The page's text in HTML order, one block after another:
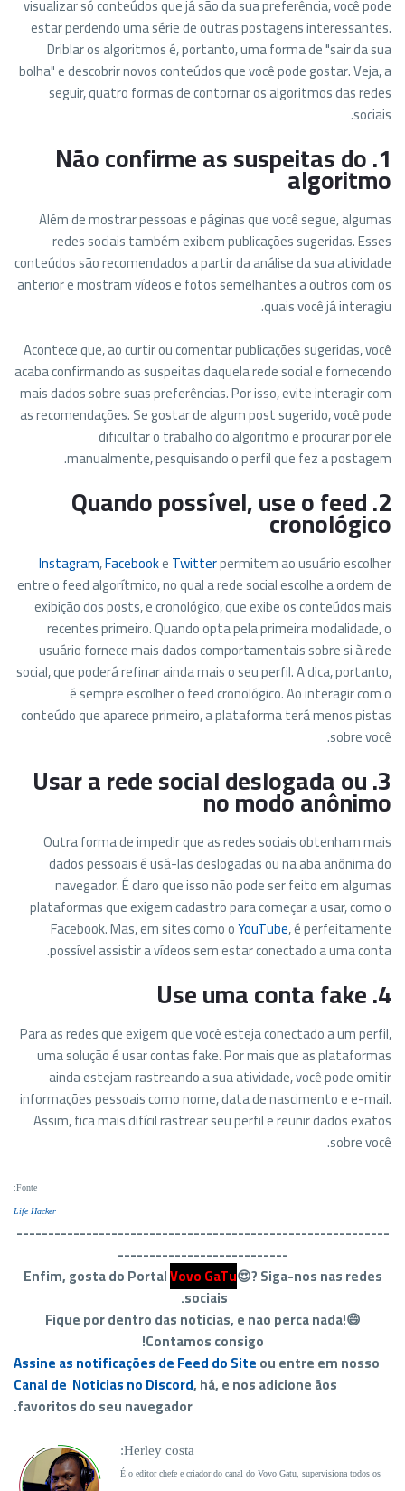
visualizar só conteúdos que já são da sua preferência, você pode
estar perdendo uma série de outras postagens interessantes.
Driblar os algoritmos é, portanto, uma forma de "sair da sua
bolha" e descobrir novos conteúdos que você pode gostar. Veja, a
seguir, quatro formas de contornar os algoritmos das redes
sociais.
1. Não confirme as suspeitas do
algoritmo
Além de mostrar pessoas e páginas que você segue, algumas
redes sociais também exibem publicações sugeridas. Esses
conteúdos são recomendados a partir da análise da sua atividade
anterior e mostram vídeos e fotos semelhantes a outros com os
quais você já interagiu.
Acontece que, ao curtir ou comentar publicações sugeridas, você
acaba confirmando as suspeitas daquela rede social e fornecendo
mais dados sobre suas preferências. Por isso, evite interagir com
as recomendações. Se gostar de algum post sugerido, você pode
dificultar o trabalho do algoritmo e procurar por ele
manualmente, pesquisando o perfil que fez a postagem.
2. Quando possível, use o feed
cronológico
Instagram,FacebookeTwitterpermitem ao usuário escolher
entre o feed algorítmico, no qual a rede social escolhe a ordem de
exibição dos posts, e cronológico, que exibe os conteúdos mais
recentes primeiro. Quando opta pela primeira modalidade, o
usuário fornece mais dados comportamentais sobre si à rede
social, que poderá refinar ainda mais o seu perfil. A dica, portanto,
é sempre escolher o feed cronológico. Ao interagir com o
conteúdo que aparece primeiro, a plataforma terá menos pistas
sobre você.
3. Usar a rede social deslogada ou
no modo anônimo
Outra forma de impedir que as redes sociais obtenham mais
dados pessoais é usá-las deslogadas ou na aba anônima do
navegador. É claro que isso não pode ser feito em algumas
plataformas que exigem cadastro para começar a usar, como o
Facebook. Mas, em sites como oYouTube, é perfeitamente
possível assistir a vídeos sem estar conectado a uma conta.
4. Use uma conta fake
Para as redes que exigem que você esteja conectado a um perfil,
uma solução é usar contas fake. Por mais que as plataformas
ainda estejam rastreando a sua atividade, você pode omitir
informações pessoais como nome, data de nascimento e e-mail.
Assim, fica mais difícil rastrear seu perfil e reunir dados exatos
sobre você.
Fonte
:
Life Hacker
----------------------------------
-------------------------
---------------------------
Enfim, gosta do PortalVovo GaTu😍?Siga-nos nas redes
sociais.
Fique por dentro das noticias, e nao perca nada!😄
Contamos consigo!
Assine as notificações de Feed do Siteou entre em nosso
Canal de Noticias no Discord, há, e nos adicione ãos
favoritos do seu navegador.
Herley costa:
É o editor chefe e criador do canal do Vovo Gatu, supervisiona todos os